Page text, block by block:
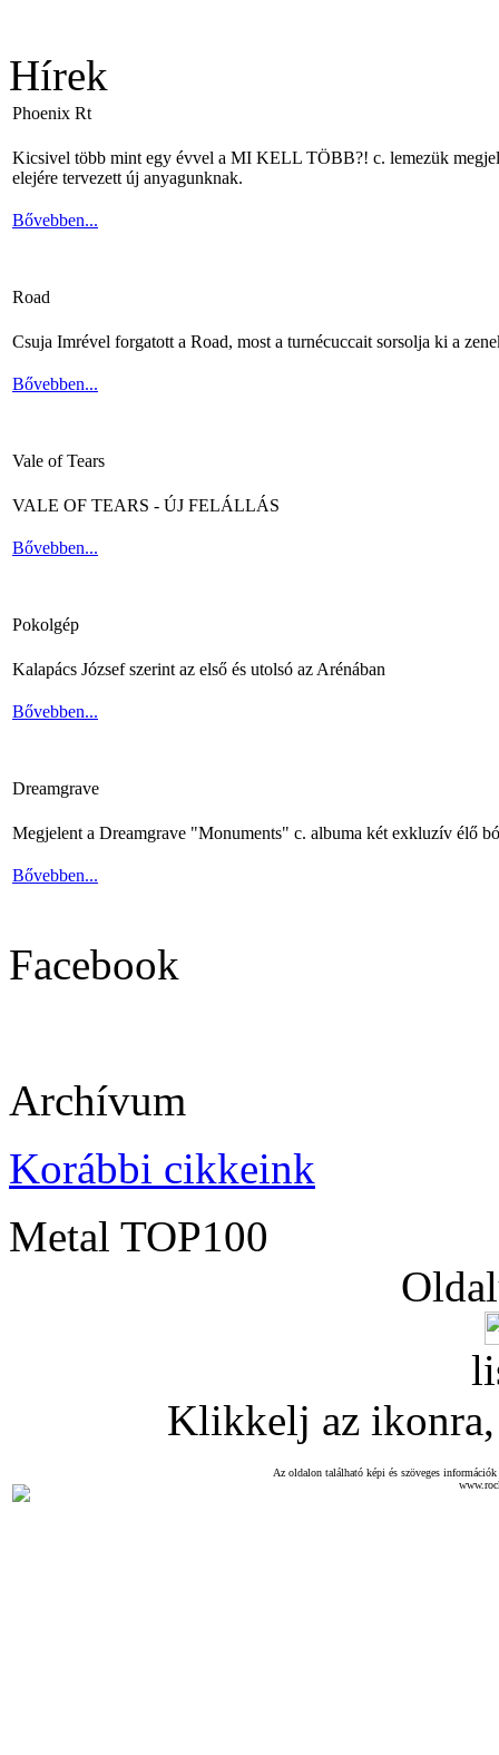
Hírek
Phoenix Rt
Kicsivel több mint egy évvel a MI KELL TÖBB?! c. lemezük
elejére tervezett új anyagunknak.
Bővebben...
Road
Csuja Imrével forgatott a Road, most a turnécuccait sorsolja ki a
Bővebben...
Vale of Tears
VALE OF TEARS - ÚJ FELÁLLÁS
Bővebben...
Pokolgép
Kalapács József szerint az első és utolsó az Arénában
Bővebben...
Dreamgrave
Megjelent a Dreamgrave "Monuments" c. albuma két exkluzív élő
Bővebben...
Facebook
Archívum
Korábbi cikkeink
Metal TOP100
Klikkelj az ikonra,
Az oldalon található képi és szöveges információk